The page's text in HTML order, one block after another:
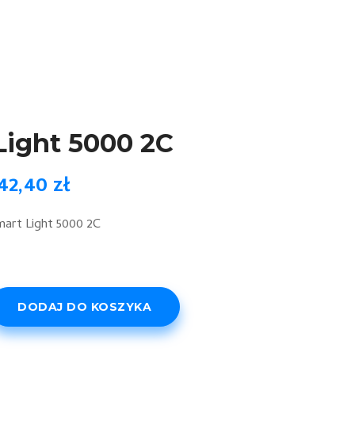
5000 2C
zł
Light 5000 2C
DODAJ DO KOSZYKA